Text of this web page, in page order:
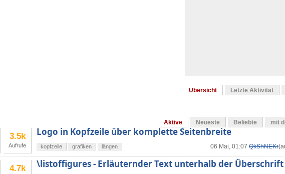
Übersicht Letzte Aktivität
Aktive Neueste Beliebte mit
3.5k
Aufrufe
Logo in Kopfzeile über komplette Seitenbreite
06 Mai, 01:07 QkShNEKr
kopfzeile grafiken längen
4.7k \listoffigures - Erläuternder Text unterhalb der Überschrift